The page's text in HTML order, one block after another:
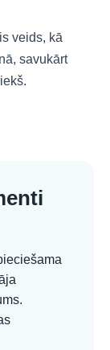
veids, kā
savukārt